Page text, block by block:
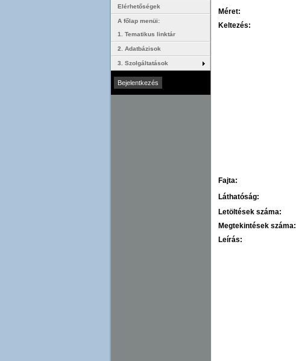
Méret:
Keltezés:
Fajta:
Láthatóság:
Letöltések száma:
Megtekintések száma:
Leírás:
Elérhetőségek
A főlap menüi:
1. Tematikus linktár
2. Adatbázisok
3. Szolgáltatások